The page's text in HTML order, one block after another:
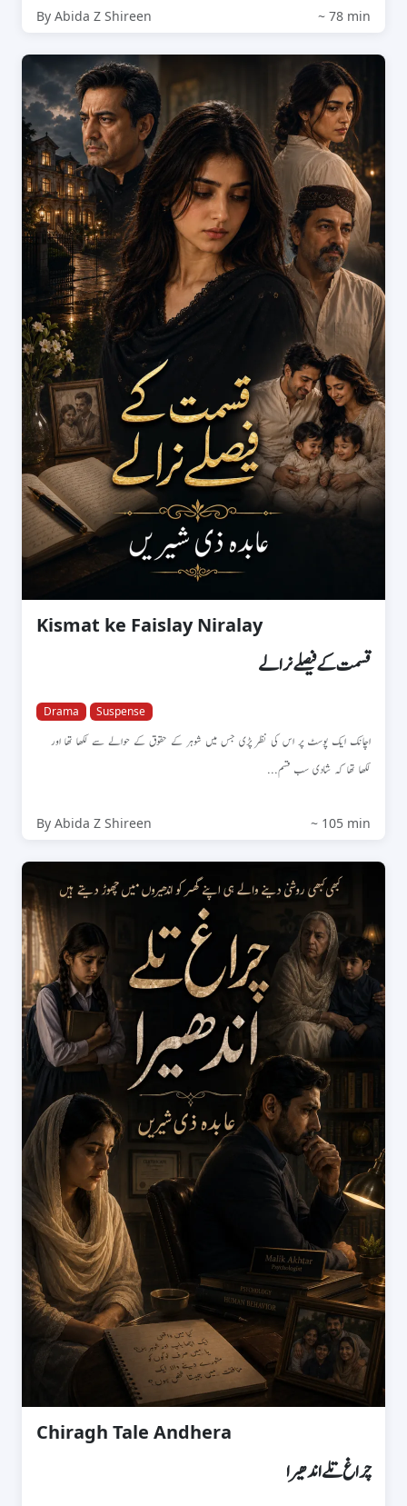
By Abida Z Shireen ~ 78 min
Kismat ke Faislay Niralay
قسمت کے فیصلے نرالے
Drama Suspense
اچانک ایک پوسٹ پر اس کی نظر پڑی جس میں شوہر کے حقوق کے حوالے سے لکھا تھا اور
لکھا تھا کہ شادی سب قسم...
By Abida Z Shireen ~ 105 min
Chiragh Tale Andhera
چراغ تلے اندھیرا